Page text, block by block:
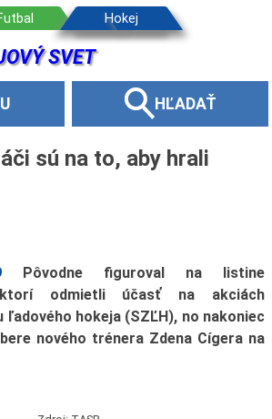
HĽADAŤ
sú na to, aby hrali
Pôvodne figuroval na listine
ktorí odmietli účasť na akciách
ľadového hokeja (SZĽH), no nakoniec
nového trénera Zdena Cígera na